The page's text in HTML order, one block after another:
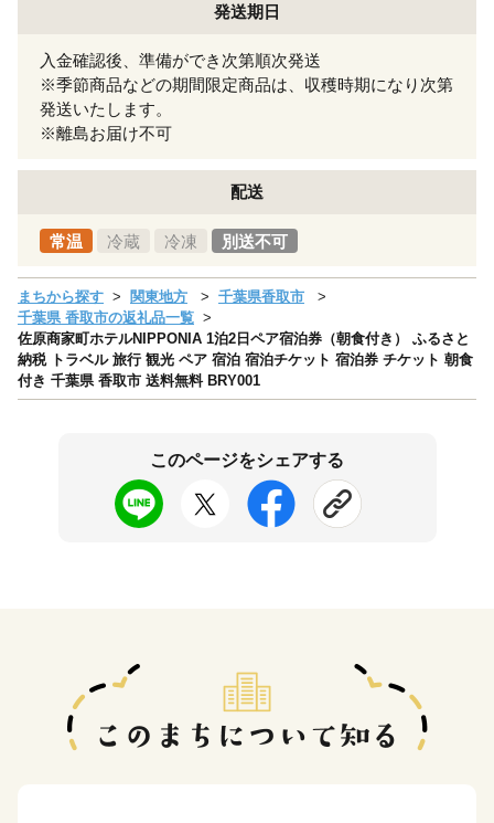
発送期日
入金確認後、準備ができ次第順次発送
※季節商品などの期間限定商品は、収穫時期になり次第
発送いたします。
※離島お届け不可
配送
常温 冷蔵 冷凍 別送不可
まちから探す 関東地方
千葉県香取市
千葉県 香取市の返礼品一覧
佐原商家町ホテルNIPPONIA 1泊2日ペア宿泊券（朝食付き） ふるさと
納税 トラベル 旅行 観光 ペア 宿泊 宿泊チケット 宿泊券 チケット 朝食
付き 千葉県 香取市 送料無料 BRY001
このページをシェアする